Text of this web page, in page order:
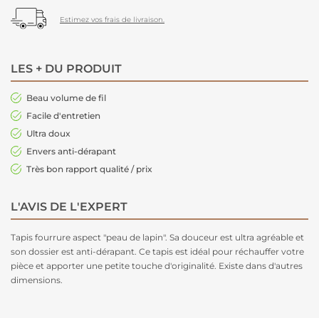
Estimez vos frais de livraison.
LES + DU PRODUIT
Beau volume de fil
Facile d'entretien
Ultra doux
Envers anti-dérapant
Très bon rapport qualité / prix
L'AVIS DE L'EXPERT
Tapis fourrure aspect "peau de lapin". Sa douceur est ultra agréable et
son dossier est anti-dérapant. Ce tapis est idéal pour réchauffer votre
pièce et apporter une petite touche d'originalité. Existe dans d'autres
dimensions.